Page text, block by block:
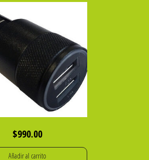
$990.00
Añadir al carrito